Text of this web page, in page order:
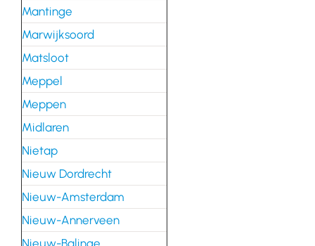
Mantinge
Marwijksoord
Matsloot
Meppel
Meppen
Midlaren
Nietap
Nieuw Dordrecht
Nieuw-Amsterdam
Nieuw-Annerveen